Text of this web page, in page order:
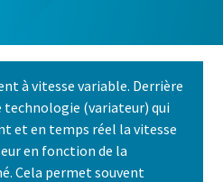
à vitesse variable. Derrière
technologie (variateur) qui
et en temps réel la vitesse
en fonction de la
Cela permet souvent